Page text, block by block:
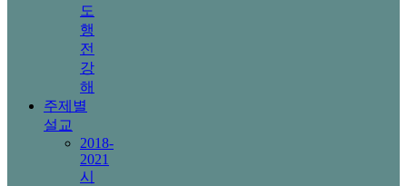
도
행
전
강
해
주제별
설교
2018-
2021
시